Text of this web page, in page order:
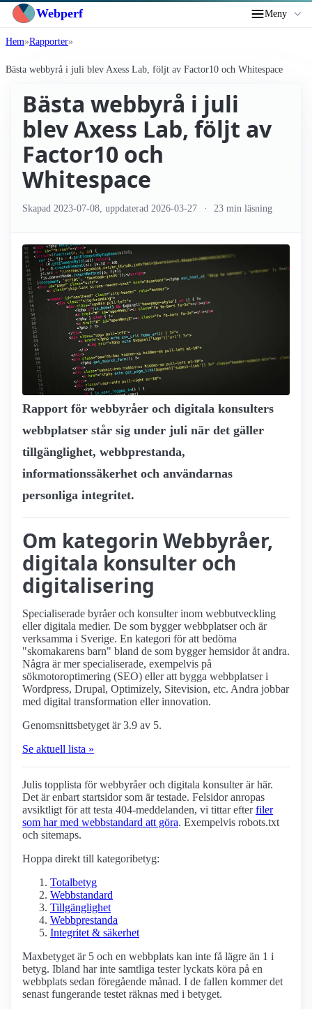
Webperf Meny
Hem Rapporter
Bästa webbyrå i juli blev Axess Lab, följt av Factor10 och Whitespace
Bästa webbyrå i juli
blev Axess Lab, följt av
Factor10 och
Whitespace
Skapad 2023-07-08 , uppdaterad 2026-03-27 23 min läsning
Rapport för webbyråer och digitala konsulters
webbplatser står sig under juli när det gäller
tillgänglighet, webbprestanda,
informationssäkerhet och användarnas
personliga integritet.
Om kategorin Webbyråer,
digitala konsulter och
digitalisering
Specialiserade byråer och konsulter inom webbutveckling
eller digitala medier. De som bygger webbplatser och är
verksamma i Sverige. En kategori för att bedöma
"skomakarens barn" bland de som bygger hemsidor åt andra.
Några är mer specialiserade, exempelvis på
sökmotoroptimering (SEO) eller att bygga webbplatser i
Wordpress, Drupal, Optimizely, Sitevision, etc. Andra jobbar
med digital transformation eller innovation.
Genomsnittsbetyget är 3.9 av 5.
Se aktuell lista »
Julis topplista för webbyråer och digitala konsulter är här.
Det är enbart startsidor som är testade. Felsidor anropas
avsiktligt för att testa 404-meddelanden, vi tittar efterfiler
som har med webbstandard att göra. Exempelvis robots.txt
och sitemaps.
Hoppa direkt till kategoribetyg:
Totalbetyg
Webbstandard
Tillgänglighet
Webbprestanda
Integritet & säkerhet
Maxbetyget är 5 och en webbplats kan inte få lägre än 1 i
betyg. Ibland har inte samtliga tester lyckats köra på en
webbplats sedan föregående månad. I de fallen kommer det
senast fungerande testet räknas med i betyget.